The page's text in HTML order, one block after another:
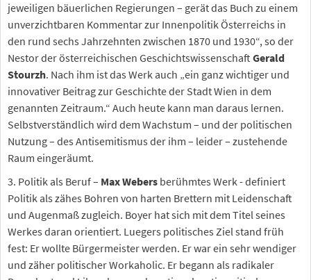
jeweiligen bäuerlichen Regierungen – gerät das Buch zu einem
unverzichtbaren Kommentar zur Innenpolitik Österreichs in
den rund sechs Jahrzehnten zwischen 1870 und 1930“, so der
Nestor der österreichischen GeschichtswissenschaftGerald
Stourzh. Nach ihm ist das Werk auch „ein ganz wichtiger und
innovativer Beitrag zur Geschichte der Stadt Wien in dem
genannten Zeitraum.“ Auch heute kann man daraus lernen.
Selbstverständlich wird dem Wachstum – und der politischen
Nutzung – des Antisemitismus der ihm – leider – zustehende
Raum eingeräumt.
3. Politik als Beruf – Max Webers berühmtes Werk - definiert
Politik als zähes Bohren von harten Brettern mit Leidenschaft
und Augenmaß zugleich. Boyer hat sich mit dem Titel seines
Werkes daran orientiert. Luegers politisches Ziel stand früh
fest: Er wollte Bürgermeister werden. Er war ein sehr wendiger
und zäher politischer Workaholic. Er begann als radikaler